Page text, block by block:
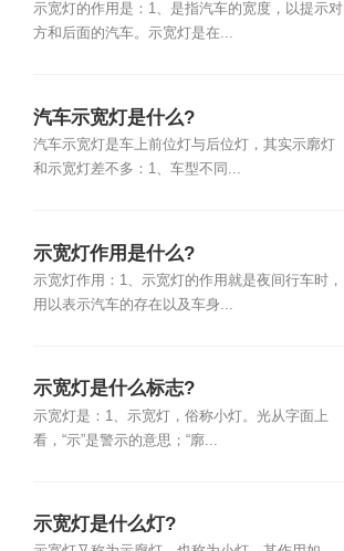
示宽灯的作用是：1、是指汽车的宽度，以提示对
方和后面的汽车。示宽灯是在...
汽车示宽灯是什么?
汽车示宽灯是车上前位灯与后位灯，其实示廓灯
和示宽灯差不多：1、车型不同...
示宽灯作用是什么?
示宽灯作用：1、示宽灯的作用就是夜间行车时，
用以表示汽车的存在以及车身...
示宽灯是什么标志?
示宽灯是：1、示宽灯，俗称小灯。光从字面上
看，“示”是警示的意思；“廓...
示宽灯是什么灯?